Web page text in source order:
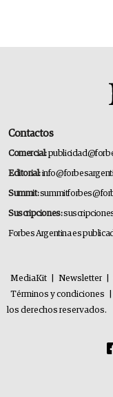
Contactos
Comercial:
Editorial:
Summit:
Suscripciones:
Forbes Argentina es
MediaKit Newsletter
Términos y condiciones
los derechos reservados.